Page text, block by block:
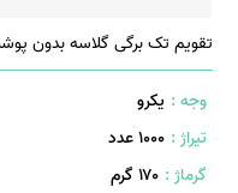
تقویم تک برگی گلاسه بدون
وجه : یکرو
تیراژ : 1000 عدد
گرماژ : ۱۷۰ گرم